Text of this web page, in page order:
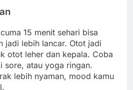
15 menit sehari bisa
jadi lebih lancar. Otot jadi
otot leher dan kepala. Coba
sore, atau yoga ringan.
lebih nyaman, mood kamu